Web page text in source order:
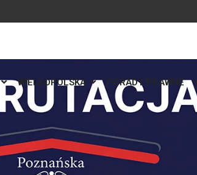
WIELKOPOLSKA PORADY PRAWNE